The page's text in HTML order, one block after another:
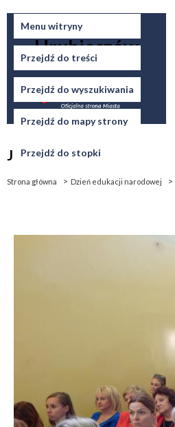
Menu witryny
Przejdź do treści
Przejdź do wyszukiwania
Przejdź do mapy strony
Przejdź do stopki
Miasto
Hrubieszów
Jesteś tutaj
Strona główna Dzień edukacji narodowej